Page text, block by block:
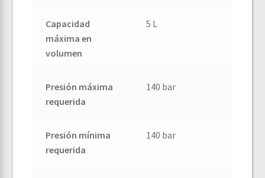
Capacidad
máxima en
volumen
5 L
Presión máxima
requerida
140 bar
Presión mínima
requerida
140 bar